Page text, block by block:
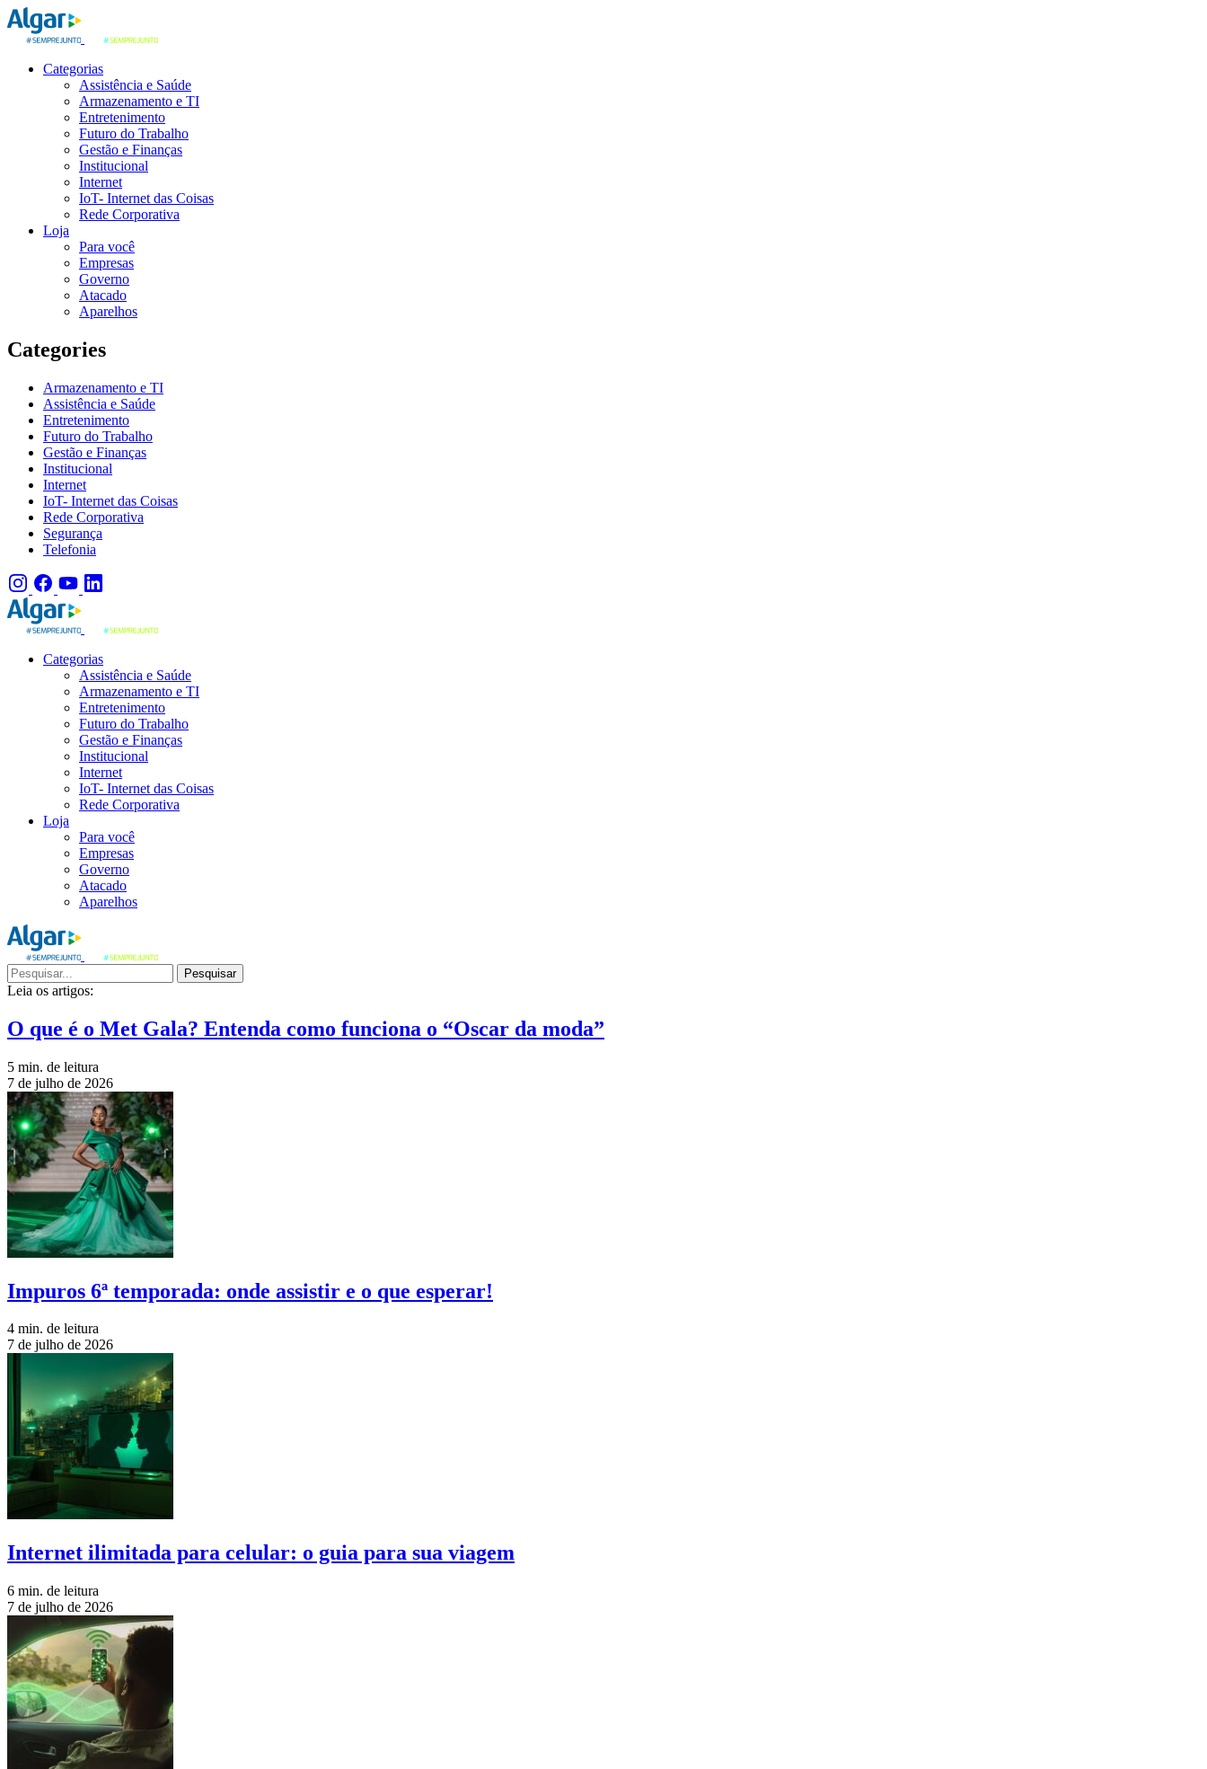
Categorias
Assistência e Saúde
Armazenamento e TI
Entretenimento
Futuro do Trabalho
Gestão e Finanças
Institucional
Internet
IoT- Internet das Coisas
Rede Corporativa
Loja
Para você
Empresas
Governo
Atacado
Aparelhos
Categories
Armazenamento e TI
Assistência e Saúde
Entretenimento
Futuro do Trabalho
Gestão e Finanças
Institucional
Internet
IoT- Internet das Coisas
Rede Corporativa
Segurança
Telefonia
Categorias
Assistência e Saúde
Armazenamento e TI
Entretenimento
Futuro do Trabalho
Gestão e Finanças
Institucional
Internet
IoT- Internet das Coisas
Rede Corporativa
Loja
Para você
Empresas
Governo
Atacado
Aparelhos
Pesquisar
Leia os artigos:
O que é o Met Gala? Entenda como funciona o “Oscar da moda”
5 min. de leitura
7 de julho de 2026
Impuros 6ª temporada: onde assistir e o que esperar!
4 min. de leitura
7 de julho de 2026
Internet ilimitada para celular: o guia para sua viagem
6 min. de leitura
7 de julho de 2026